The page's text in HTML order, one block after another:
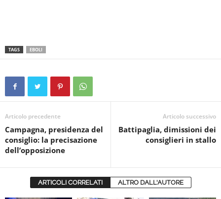
TAGS EBOLI
Articolo precedente
Campagna, presidenza del
consiglio: la precisazione
dell’opposizione
Articolo successivo
Battipaglia, dimissioni dei
consiglieri in stallo
ARTICOLI CORRELATI ALTRO DALL'AUTORE